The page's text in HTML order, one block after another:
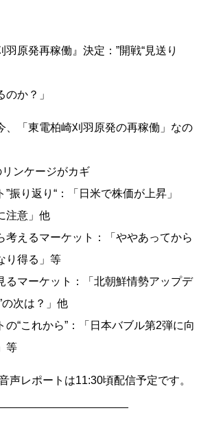
羽原発再稼働』決定：”開戦“見送り
か？」
「東電柏崎刈羽原発の再稼働」なの
リンケージがカギ
振り返り“：「日米で株価が上昇」
注意」他
えるマーケット：「ややあってから
り得る」等
マーケット：「北朝鮮情勢アップデ
の次は？」他
“これから”：「日本バブル第2弾に向
等
声レポートは11:30頃配信予定です。